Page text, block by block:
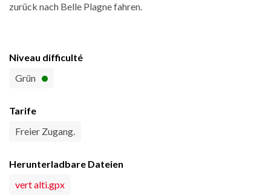
zurück nach Belle Plagne fahren.
Niveau difficulté
Grün
Tarife
Freier Zugang.
Herunterladbare Dateien
vert alti.gpx